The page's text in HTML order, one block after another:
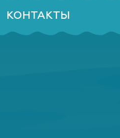
КОНТАКТЫ